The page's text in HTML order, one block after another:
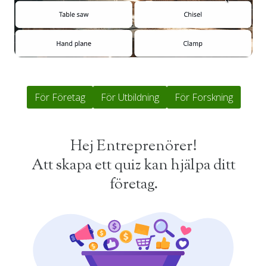
För Företag För Utbildning För Forskning
Hej Entreprenörer!
Att skapa ett quiz kan hjälpa ditt
företag.